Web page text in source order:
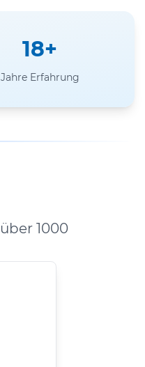
18+
Jahre Erfahrung
1000